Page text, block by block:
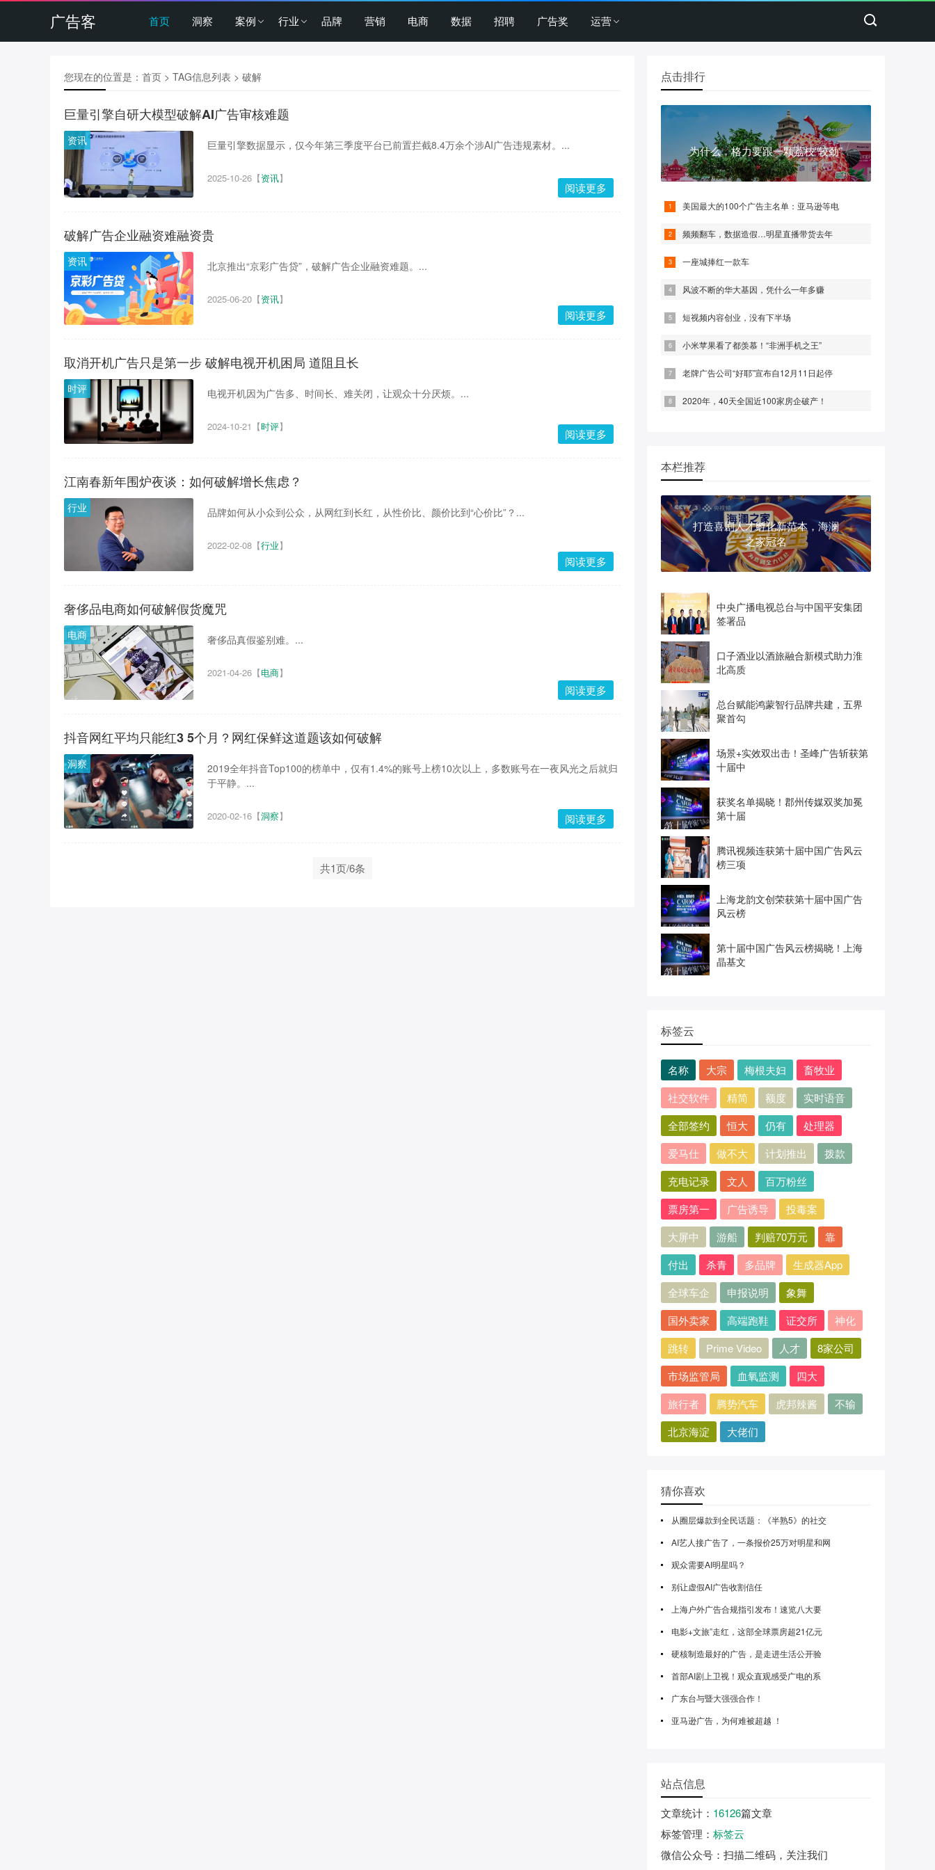
广告客 首页 洞察 案例 行业 品牌 营销 电商 数据 招聘 广告奖 运营
您现在的位置是： 首页 > TAG信息列表 > 破解
巨量引擎自研大模型破解AI广告审核难题
资讯 巨量引擎数据显示，仅今年第三季度平台已前置拦截8.4万余个涉AI广告违规素材。...
2025-10-26【资讯】
阅读更多
破解广告企业融资难融资贵
资讯 北京推出“京彩广告贷”，破解广告企业融资难题。...
2025-06-20【资讯】
阅读更多
取消开机广告只是第一步 破解电视开机困局 道阻且长
时评 电视开机因为广告多、时间长、难关闭，让观众十分厌烦。...
2024-10-21 【时评】
阅读更多
江南春新年围炉夜谈：如何破解增长焦虑？
行业 品牌如何从小众到公众，从网红到长红，从性价比、颜价比到“心价比”？...
2022-02-08【行业】
阅读更多
奢侈品电商如何破解假货魔咒
电商 奢侈品真假鉴别难。...
2021-04-26【电商】
阅读更多
抖音网红平均只能红3 5个月？网红保鲜这道题该如何破解
洞察
2019全年抖音Top100的榜单中，仅有1.4%的账号上榜10次以上，多数账号在一夜风光之后就归
于平静。...
2020-02-16【洞察】 阅读更多
共1页/6条
点击排行
为什么，格力要跟一颗荔枝“较劲”
美国最大的100个广告主名单：亚马逊等电
频频翻车，数据造假…明星直播带货去年
一座城捧红一款车
风波不断的华大基因，凭什么一年多赚
短视频内容创业，没有下半场
小米苹果看了都羡慕！“非洲手机之王”
老牌广告公司“好耶”宣布自12月11日起停
2020年，40天全国近100家房企破产！
本栏推荐
打造喜剧人才孵化新范本，海澜
之家冠名
中央广播电视总台与中国平安集团
签署品
口子酒业以酒旅融合新模式助力淮
北高质
总台赋能鸿蒙智行品牌共建，五界
聚首勾
场景+实效双出击！圣峰广告斩获第
十届中
获奖名单揭晓！郡州传媒双奖加冕
第十届
腾讯视频连获第十届中国广告风云
榜三项
上海龙韵文创荣获第十届中国广告
风云榜
第十届中国广告风云榜揭晓！上海
晶基文
标签云
名称 大宗 梅根夫妇
畜牧业
社交软件
精简 额度
实时语音
全部签约
恒大 仍有
处理器
爱马仕
做不大 计划推出
拨款
充电记录
文人
百万粉丝
票房第一
广告诱导
投毒案
大屏中
游船 判赔70万元
靠
付出
杀青 多品牌
生成器App
全球车企
申报说明
象舞
国外卖家
高端跑鞋 证交所
神化
跳转
Prime Video 人才
8家公司
市场监管局
血氧监测
四大
旅行者
腾势汽车 虎邦辣酱
不输
北京海淀
大佬们
猜你喜欢
从圈层爆款到全民话题：《半熟5》的社交
AI艺人接广告了，一条报价25万对明星和网
观众需要AI明星吗？
别让虚假AI广告收割信任
上海户外广告合规指引发布！速览八大要
电影+文旅”走红，这部全球票房超21亿元
硬核制造最好的广告，是走进生活公开验
首部AI剧上卫视！观众直观感受广电的系
广东台与暨大强强合作！
亚马逊广告，为何难被超越 ！
站点信息
文章统计 ： 16126篇文章
标签管理 ： 标签云
微信公众号 ：扫描二维码，关注我们